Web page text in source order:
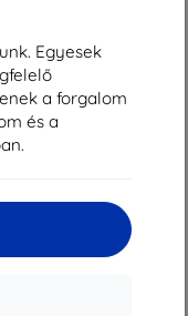
Egyesek
a forgalom
és a